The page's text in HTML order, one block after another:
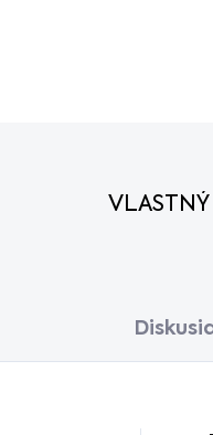
VLASTNÝ